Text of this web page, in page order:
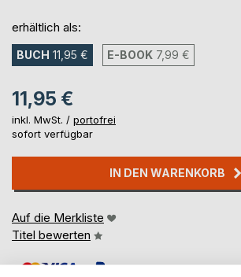
erhältlich als:
BUCH 11,95 € E-BOOK 7,99 €
11,95 €
inkl. MwSt. / portofrei
sofort verfügbar
IN DEN WARENKORB
Auf die Merkliste
Titel bewerten